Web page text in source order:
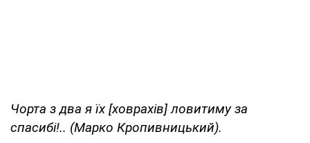
Чорта з два я їх [ховрахів] ловитиму за
спасибі!.. (Марко Кропивницький).